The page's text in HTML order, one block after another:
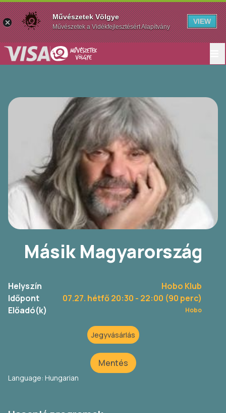
Másik Magyarország
Helyszín
Hobo Klub
Időpont
07.27. hétfő 20:30 - 22:00 (90 perc)
Előadó(k)
Hobo
Jegyvásárlás
Mentés
Language: Hungarian
Művészetek Völgye
Művészetek a Vidékfejlesztésért Alapítvány
VIEW